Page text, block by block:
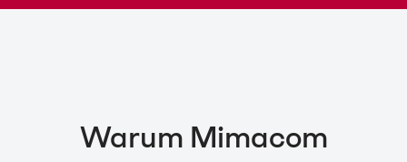
Warum Mimacom